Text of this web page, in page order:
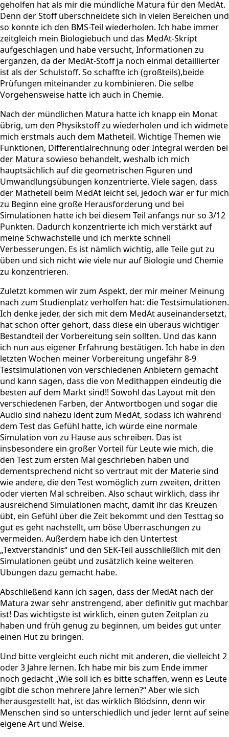
geholfen hat als mir die mündliche Matura für den MedAt.
Denn der Stoff überschneidete sich in vielen Bereichen und
so konnte ich den BMS-Teil wiederholen. Ich habe immer
zeitgleich mein Biologiebuch und das MedAt-Skript
aufgeschlagen und habe versucht, Informationen zu
ergänzen, da der MedAt-Stoff ja noch einmal detaillierter
ist als der Schulstoff. So schaffte ich (großteils),beide
Prüfungen miteinander zu kombinieren. Die selbe
Vorgehensweise hatte ich auch in Chemie.
Nach der mündlichen Matura hatte ich knapp ein Monat
übrig, um den Physikstoff zu wiederholen und ich widmete
mich erstmals auch dem Matheteil. Wichtige Themen wie
Funktionen, Differentialrechnung oder Integral werden bei
der Matura sowieso behandelt, weshalb ich mich
hauptsächlich auf die geometrischen Figuren und
Umwandlungsübungen konzentrierte. Viele sagen, dass
der Matheteil beim MedAt leicht sei, jedoch war er für mich
zu Beginn eine große Herausforderung und bei
Simulationen hatte ich bei diesem Teil anfangs nur so 3/12
Punkten. Dadurch konzentrierte ich mich verstärkt auf
meine Schwachstelle und ich merkte schnell
Verbesserungen. Es ist nämlich wichtig, alle Teile gut zu
üben und sich nicht wie viele nur auf Biologie und Chemie
zu konzentrieren.
Zuletzt kommen wir zum Aspekt, der mir meiner Meinung
nach zum Studienplatz verholfen hat: die Testsimulationen.
Ich denke jeder, der sich mit dem MedAt auseinandersetzt,
hat schon öfter gehört, dass diese ein überaus wichtiger
Bestandteil der Vorbereitung sein sollten. Und das kann
ich nun aus eigener Erfahrung bestätigen. Ich habe in den
letzten Wochen meiner Vorbereitung ungefähr 8-9
Testsimulationen von verschiedenen Anbietern gemacht
und kann sagen, dass die von Medithappen eindeutig die
besten auf dem Markt sind!! Sowohl das Layout mit den
verschiedenen Farben, der Antwortbogen und sogar die
Audio sind nahezu ident zum MedAt, sodass ich während
dem Test das Gefühl hatte, ich würde eine normale
Simulation von zu Hause aus schreiben. Das ist
insbesondere ein großer Vorteil für Leute wie mich, die
den Test zum ersten Mal geschrieben haben und
dementsprechend nicht so vertraut mit der Materie sind
wie andere, die den Test womöglich zum zweiten, dritten
oder vierten Mal schreiben. Also schaut wirklich, dass ihr
ausreichend Simulationen macht, damit ihr das Kreuzen
übt, ein Gefühl über die Zeit bekommt und den Testtag so
gut es geht nachstellt, um böse Überraschungen zu
vermeiden. Außerdem habe ich den Untertest
„Textverständnis“ und den SEK-Teil ausschließlich mit den
Simulationen geübt und zusätzlich keine weiteren
Übungen dazu gemacht habe.
Abschließend kann ich sagen, dass der MedAt nach der
Matura zwar sehr anstrengend, aber definitiv gut machbar
ist! Das wichtigste ist wirklich, einen guten Zeitplan zu
haben und früh genug zu beginnen, um beides gut unter
einen Hut zu bringen.
Und bitte vergleicht euch nicht mit anderen, die vielleicht 2
oder 3 Jahre lernen. Ich habe mir bis zum Ende immer
noch gedacht „Wie soll ich es bitte schaffen, wenn es Leute
gibt die schon mehrere Jahre lernen?“ Aber wie sich
herausgestellt hat, ist das wirklich Blödsinn, denn wir
Menschen sind so unterschiedlich und jeder lernt auf seine
eigene Art und Weise.